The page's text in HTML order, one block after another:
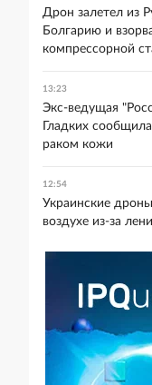
Дрон залетел из
Болгарию и
компрессорной
13:23
Экс-ведущая
Гладких
раком кожи
12:54
Украинские
воздухе из-за